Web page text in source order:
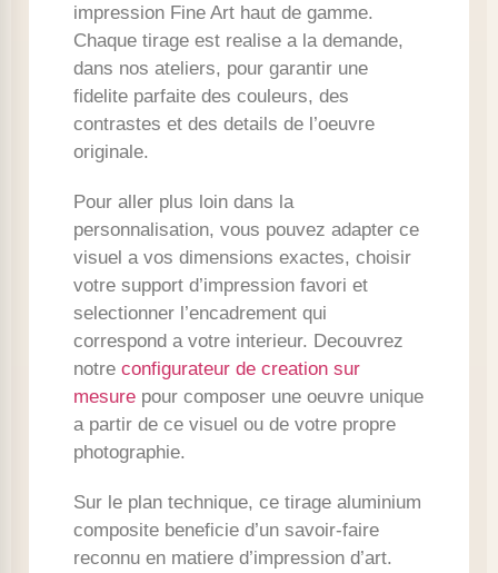
impression Fine Art haut de gamme.
Chaque tirage est realise a la demande,
dans nos ateliers, pour garantir une
fidelite parfaite des couleurs, des
contrastes et des details de l’oeuvre
originale.
Pour aller plus loin dans la
personnalisation, vous pouvez adapter ce
visuel a vos dimensions exactes, choisir
votre support d’impression favori et
selectionner l’encadrement qui
correspond a votre interieur. Decouvrez
notre configurateur de creation sur
mesure pour composer une oeuvre unique
a partir de ce visuel ou de votre propre
photographie.
Sur le plan technique, ce tirage aluminium
composite beneficie d’un savoir-faire
reconnu en matiere d’impression d’art.